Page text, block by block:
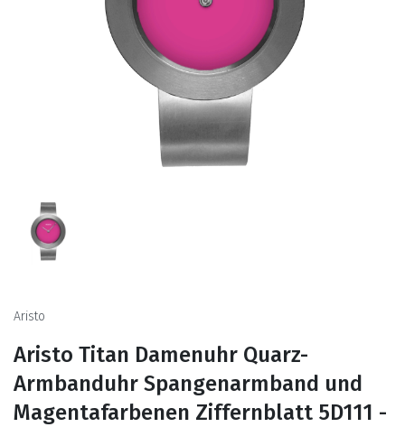
Aristo
Aristo Titan Damenuhr Quarz-
Armbanduhr Spangenarmband und
Magentafarbenen Ziffernblatt 5D111 -